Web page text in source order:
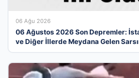
06 Ağu 2026
06 Ağustos 2026 Son Depremler:
ve Diğer İllerde Meydana Gelen